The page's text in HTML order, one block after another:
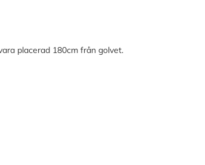
placerad 180cm från golvet.